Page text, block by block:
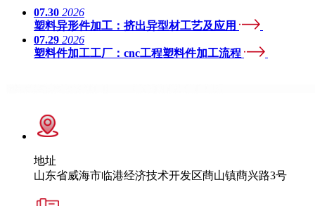
07.30 2026
塑料异形件加工：挤出异型材工艺及应用
07.29 2026
塑料件加工工厂：cnc工程塑料件加工流程
地址
山东省威海市临港经济技术开发区蔄山镇蔄兴路3号